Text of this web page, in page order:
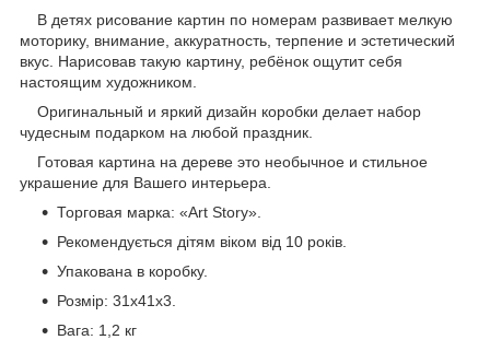
В детях рисование картин по номерам развивает мелкую
моторику, внимание, аккуратность, терпение и эстетический
вкус. Нарисовав такую картину, ребёнок ощутит себя
настоящим художником.
Оригинальный и яркий дизайн коробки делает набор
чудесным подарком на любой праздник.
Готовая картина на дереве это необычное и стильное
украшение для Вашего интерьера.
Торговая марка: «Art Story».
Рекомендується дітям віком від 10 років.
Упакована в коробку.
Розмір: 31х41х3.
Вага: 1,2 кг